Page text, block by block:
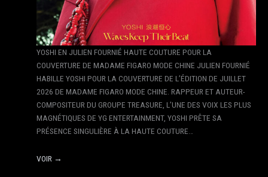
YOSHI EN JULIEN FOURNIÉ HAUTE COUTURE POUR LA
COUVERTURE DE MADAME FIGARO MODE CHINE JULIEN FOURNIÉ
HABILLE YOSHI POUR LA COUVERTURE DE L’ÉDITION DE JUILLET
2026 DE MADAME FIGARO MODE CHINE. RAPPEUR ET AUTEUR-
COMPOSITEUR DU GROUPE TREASURE, L’UNE DES VOIX LES PLUS
MAGNÉTIQUES DE YG ENTERTAINMENT, YOSHI PRÊTE SA
PRÉSENCE SINGULIÈRE À LA HAUTE COUTURE…
VOIR →